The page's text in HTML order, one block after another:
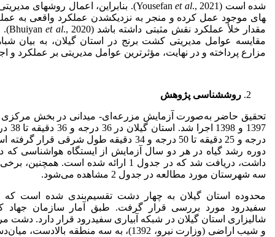
شده است (Yousefan
et al
., 2021). بنابراین، اعمال روش­های
های موجود عمل کرده و منجر به نزدیک­شدن عملکرد واقعی به
مقدار خلأ عملکرد نقش مثبتی داشته باشد (Bhuiyan
et al
.,
مقایسه عوامل مدیریتی کشت برنج در استان گیلان، به بیان
مزارع پرداخته و در نهایت، مؤثرترین عوامل مدیریتی بر عملکرد
روششناسی پژوهش
تحقیق حاضر به‌صورت آزمایش مزرعه‌ای- میدانی در بخش مرکزی
درجه و 25 دقیقه تا 50 درجه و 34 دقیقه طول
دوره رشد گیاه در هر دو سال آزمایش از ایستگاه هواشناسی که
داشت، دریافت شد که در جدول 1 ارائه شده
سه شهرستان مورد مطالعه در جدول 2 مشاهده می‌شود.
محدوده استان گیلان به چهار دشت تقسیم‌بندی شده است
شالیزاری استان گیلان در شبکه آبیاری سفیدرود قرار دارد. دشت
و شیب اراضی (وزارت نیرو، 1392)، به سه